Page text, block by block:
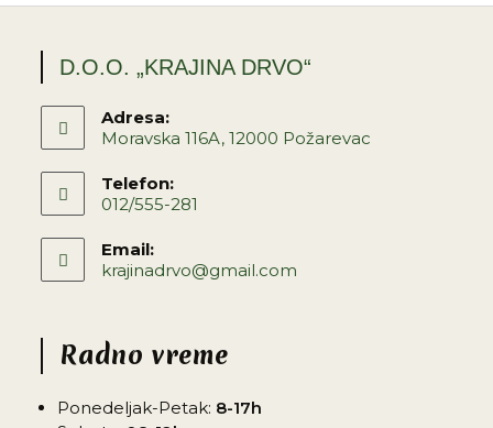
D.O.O. „KRAJINA DRVO“
Adresa:
Moravska 116A, 12000 Požarevac
Telefon:
012/555-281
Email:
krajinadrvo@gmail.com
Radno vreme
Ponedeljak-Petak: 8-17h